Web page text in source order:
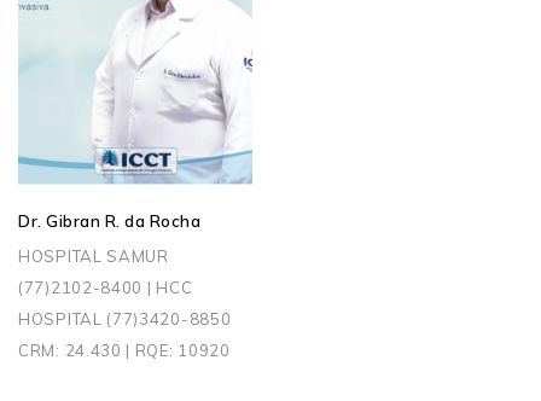
Dr. Gibran R. da Rocha
HOSPITAL SAMUR
(77)2102-8400 | HCC
HOSPITAL (77)3420-8850
CRM: 24.430 | RQE: 10920